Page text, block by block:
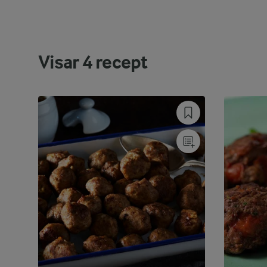
Visar4recept